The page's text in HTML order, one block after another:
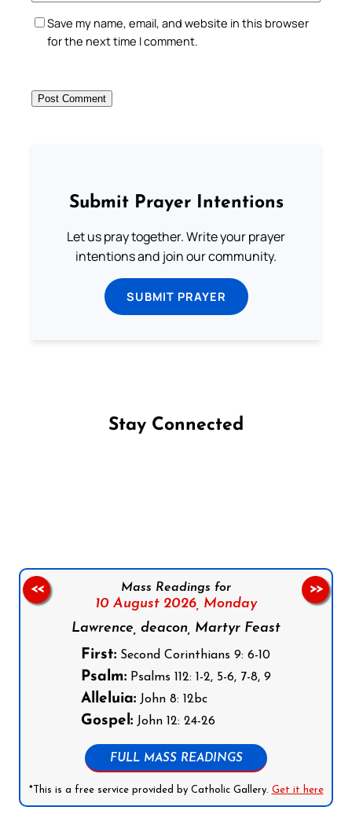
Save my name, email, and website in this browser
for the next time I comment.
Submit Prayer Intentions
Let us pray together. Write your prayer
intentions and join our community.
SUBMIT PRAYER
Stay Connected
Mass Readings for
10 August 2026, Monday
Lawrence, deacon, Martyr Feast
First: Second Corinthians 9: 6-10
Psalm: Psalms 112: 1-2, 5-6, 7-8, 9
Alleluia: John 8: 12bc
Gospel: John 12: 24-26
FULL MASS READINGS
*This is a free service provided by Catholic Gallery. Get it here
<< >>